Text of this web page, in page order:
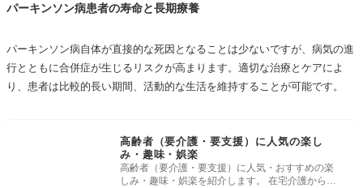
パーキンソン病患者の寿命と長期療養
パーキンソン病自体が直接的な死因となることは少ないですが、病気の進
行とともに合併症が生じるリスクが高まります。適切な治療とケアによ
り、患者は比較的長い期間、活動的な生活を維持することが可能です。
高齢者（要介護・要支援）に人気の楽し
み・趣味・娯楽
高齢者（要介護・要支援）に人気・おすすめの楽
しみ・趣味・娯楽を紹介します。 在宅介護から施